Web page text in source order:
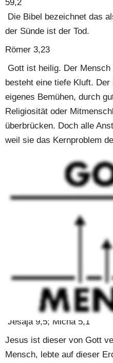
59,2
Die Bibel bezeichnet das
der Sünde ist der Tod.
Römer 3,23
Gott ist heilig. Der
besteht eine tiefe Kluft.
eigenes Bemühen, durch
Religiosität oder
überbrücken. Doch alle
weil sie das Kernproblem
Der dritte Punkt zeigt uns
3. Jesus Christus ist
Menschen. Allein durch ihn
persönliche Beziehung zu
Jesus Christus ist für
Schon die
Retter an:
Jesaja 9,5; Micha 5,1
Jesus ist dieser von Gott
Mensch, lebte auf dieser